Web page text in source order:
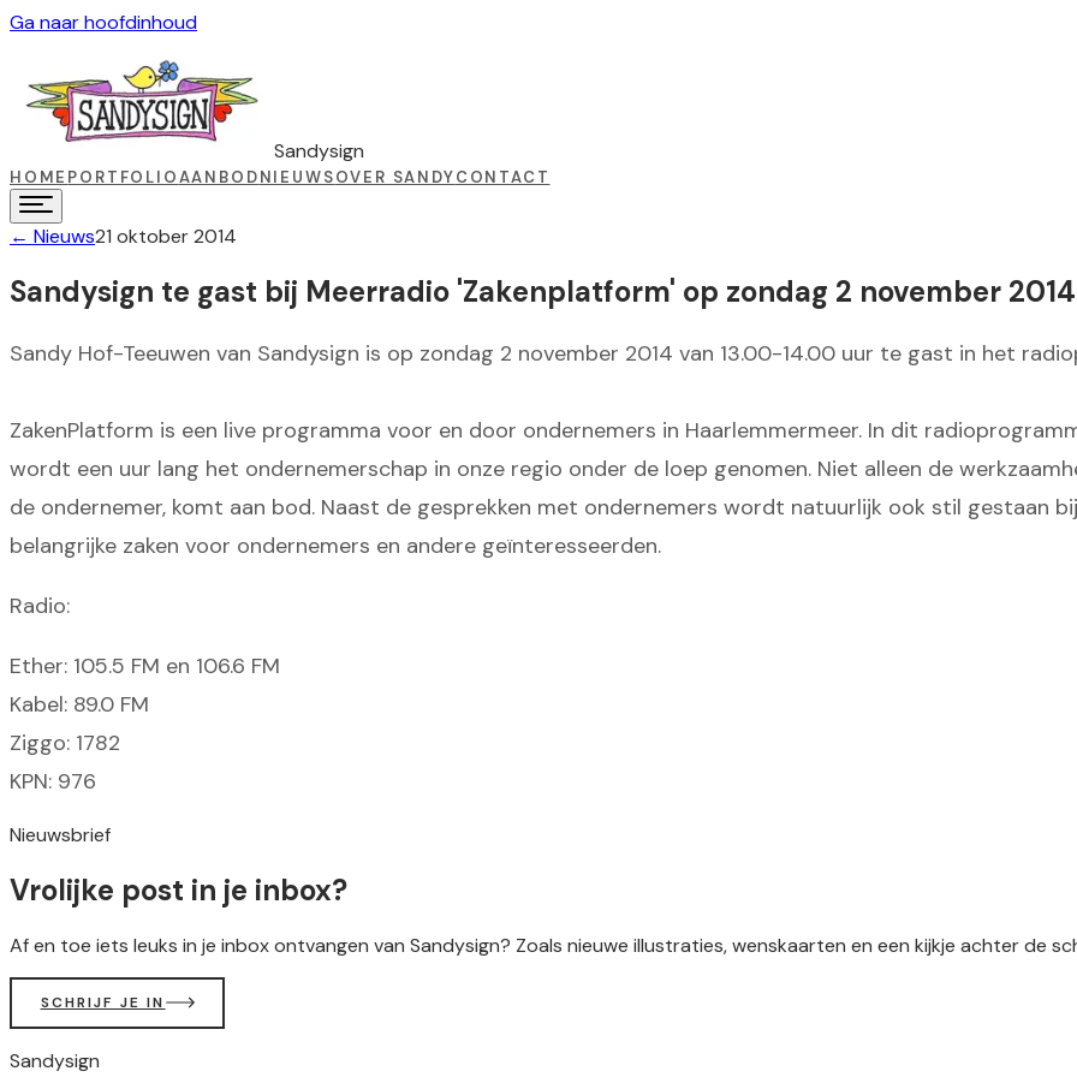
Ga naar hoofdinhoud
Sandysign
HOME PORTFOLIOAANBODNIEUWSOVER SANDYCONTACT
← Nieuws21 oktober 2014
Sandysign te gast bij Meerradio 'Zakenplatform' op zondag 2 november 2014
Sandy Hof-Teeuwen van Sandysign is op zondag 2 november 2014 van 13.00-14.00 uur te gast in het
ZakenPlatform is een live programma voor en door ondernemers in Haarlemmermeer. In dit
wordt een uur lang het ondernemerschap in onze regio onder de loep genomen. Niet alleen de
de ondernemer, komt aan bod. Naast de gesprekken met ondernemers wordt natuurlijk ook stil gestaan
belangrijke zaken voor ondernemers en andere geïnteresseerden.
Radio:
Ether: 105.5 FM en 106.6 FM
Kabel: 89.0 FM
Ziggo: 1782
KPN: 976
Nieuwsbrief
Vrolijke post in je inbox?
Af en toe iets leuks in je inbox ontvangen van Sandysign? Zoals nieuwe illustraties, wenskaarten en een kijkje achter de
SCHRIJF JE IN
Sandysign